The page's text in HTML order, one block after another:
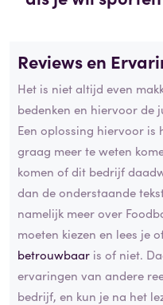
Reviews en
Het is niet altijd even
bedenken en hiervoor de
Een oplossing hiervoor is
graag meer te weten
komen of dit bedrijf
dan de onderstaande
namelijk meer over
moeten kiezen en lees je
betrouwbaar is of niet.
ervaringen van andere
bedrijf, en kun je na het